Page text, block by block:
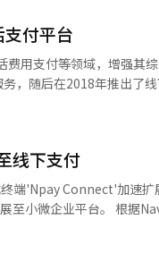
明了她的能力。 称韩成淑候选人为
而是说明她的公共生活
命听证会不
职履行能力、历史认知
国家竞争力的态度。从这
于AI半导体。作为内存半导体
导体、高带宽内存、先
年来韩外国游客首次突破
多，达到56万，台湾以19
扩大。5月，外国游客在
来，首次在月度基础上
性的重要性也随之增加
用平时使用的应用直接支
此零售商开始扩大本地
构提出了最大800亿韩元
事项。 此次收购传闻受到关注的原
股份从约7%扩大至
前没有计划扩大至30%
不仅是一个本地平台，更
生态系统内完成从搜索
送运营网络。如果两个
付平台
用支付等领域，增强其
，随后在2018年推出了
和零支付在110万家小商
不断扩展。基于支付宝
付。同时，KakaoPay还
能够进行移动支付。此
进行累积和使用。通过
地方税、通信费和公寓
线下支付
端'Npay Connect'加速
的消息，Npay去年的年
系统的扩大。数据